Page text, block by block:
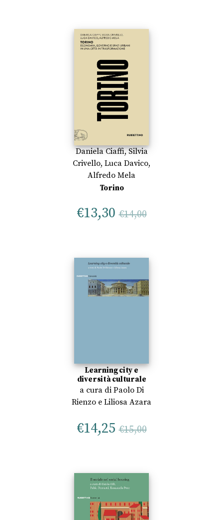
Daniela Ciaffi,Silvia
Crivello, Luca Davico,
Alfredo Mela
Torino
€13,30 €14,00
Learning city e
diversità culturale
a cura di Paolo Di
Rienzo e Liliosa Azara
€14,25 €15,00